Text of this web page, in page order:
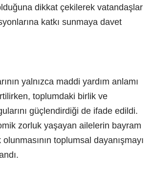
dikkat çekilerek vatandaşlar
katkı sunmaya davet
yalnızca maddi yardım anlamı
toplumdaki birlik ve
güçlendirdiği de ifade edildi.
zorluk yaşayan ailelerin bayram
toplumsal dayanışmayı